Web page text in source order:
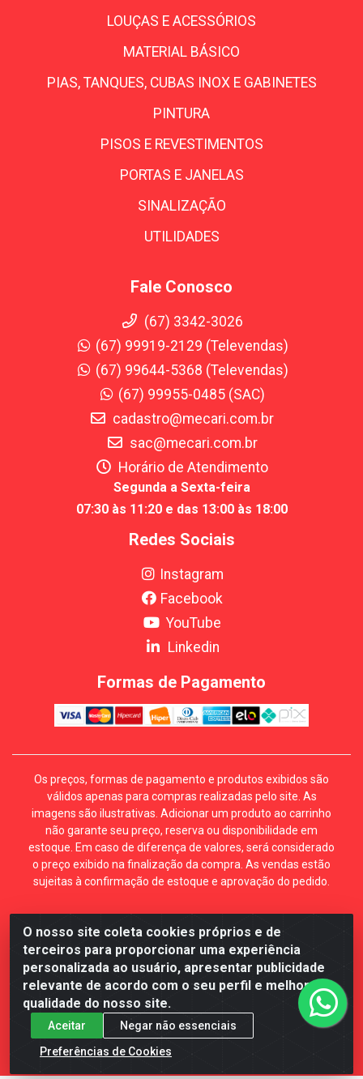
O nosso site coleta cookies próprios e de
terceiros para proporcionar uma experiência
personalizada ao usuário, apresentar publicidade
relevante de acordo com o seu perfil e melhorar a
qualidade do nosso site.
Aceitar
Negar não essenciais
Preferências de Cookies
LOUÇAS E ACESSÓRIOS
MATERIAL BÁSICO
PIAS, TANQUES, CUBAS INOX E GABINETES
PINTURA
PISOS E REVESTIMENTOS
PORTAS E JANELAS
SINALIZAÇÃO
UTILIDADES
Fale Conosco
(67) 3342-3026
(67) 99919-2129 (Televendas)
(67) 99644-5368 (Televendas)
(67) 99955-0485 (SAC)
cadastro@mecari.com.br
sac@mecari.com.br
Horário de Atendimento
Segunda a Sexta-feira
07:30 às 11:20 e das 13:00 às 18:00
Redes Sociais
Instagram
Facebook
YouTube
Linkedin
Formas de Pagamento
Os preços, formas de pagamento e produtos exibidos são
válidos apenas para compras realizadas pelo site. As
imagens são ilustrativas. Adicionar um produto ao carrinho
não garante seu preço, reserva ou disponibilidade em
estoque. Em caso de diferença de valores, será considerado
o preço exibido na finalização da compra. As vendas estão
sujeitas à confirmação de estoque e aprovação do pedido.
Mécari Distribuidora - Av. Gury Marques, 5164. Jd Centro
Oeste. Campo Grande MS. CEP 79072-000. CNPJ
70.357.959/0001-64